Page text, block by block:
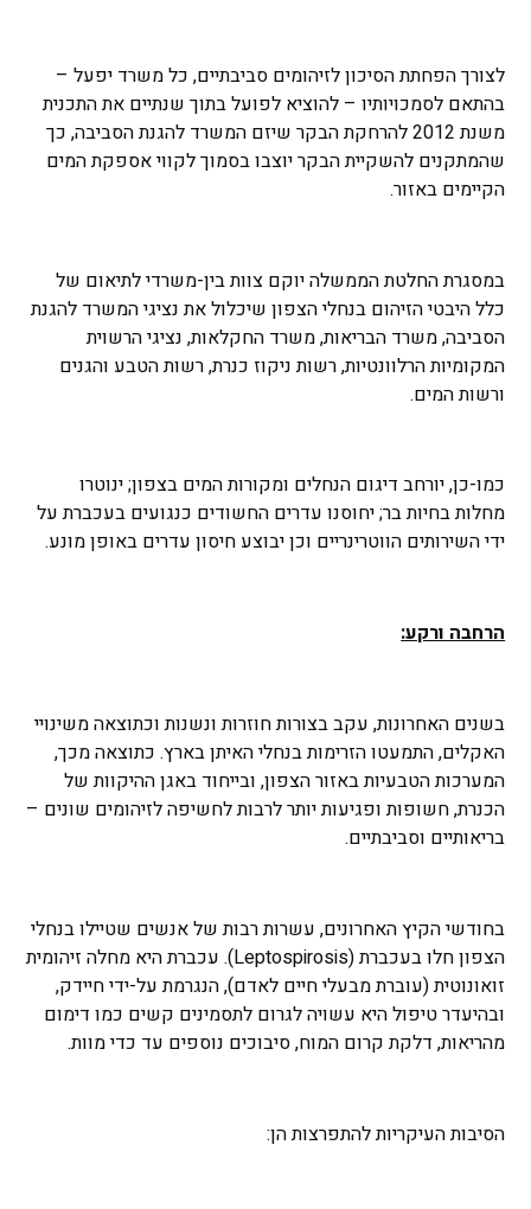
לצורך הפחתת הסיכון לזיהומים סביבתיים, כל משרד יפעל –
בהתאם לסמכויותיו – להוציא לפועל בתוך שנתיים את התכנית
משנת 2012 להרחקת הבקר שיזם המשרד להגנת הסביבה, כך
שהמתקנים להשקיית הבקר יוצבו בסמוך לקווי אספקת המים
הקיימים באזור.
במסגרת החלטת הממשלה יוקם צוות בין-משרדי לתיאום של
כלל היבטי הזיהום בנחלי הצפון שיכלול את נציגי המשרד להגנת
הסביבה, משרד הבריאות, משרד החקלאות, נציגי הרשוית
המקומיות הרלוונטיות, רשות ניקוז כנרת, רשות הטבע והגנים
ורשות המים.
כמו-כן, יורחב דיגום הנחלים ומקורות המים בצפון; ינוטרו
מחלות בחיות בר; יחוסנו עדרים החשודים כנגועים בעכברת על
ידי השירותים הווטרינריים וכן יבוצע חיסון עדרים באופן מונע.
הרחבה ורקע:
בשנים האחרונות, עקב בצורות חוזרות ונשנות וכתוצאה משינויי
האקלים, התמעטו הזרימות בנחלי האיתן בארץ. כתוצאה מכך,
המערכות הטבעיות באזור הצפון, ובייחוד באגן ההיקוות של
הכנרת, חשופות ופגיעות יותר לרבות לחשיפה לזיהומים שונים –
בריאותיים וסביבתיים.
בחודשי הקיץ האחרונים, עשרות רבות של אנשים שטיילו בנחלי
הצפון חלו בעכברת (Leptospirosis). עכברת היא מחלה זיהומית
זואונוטית (עוברת מבעלי חיים לאדם), הנגרמת על-ידי חיידק,
ובהיעדר טיפול היא עשויה לגרום לתסמינים קשים כמו דימום
מהריאות, דלקת קרום המוח, סיבוכים נוספים עד כדי מוות.
הסיבות העיקריות להתפרצות הן: